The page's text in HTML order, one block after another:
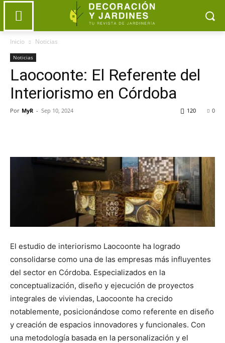
Inicio Noticias
Noticias
Laocoonte: El Referente del
Interiorismo en Córdoba
Por MyR - Sep 10, 2024 0
120
El estudio de interiorismo Laocoonte ha logrado
consolidarse como una de las empresas más influyentes
del sector en Córdoba. Especializados en la
conceptualización, diseño y ejecución de proyectos
integrales de viviendas, Laocoonte ha crecido
notablemente, posicionándose como referente en diseño
y creación de espacios innovadores y funcionales. Con
una metodología basada en la personalización y el